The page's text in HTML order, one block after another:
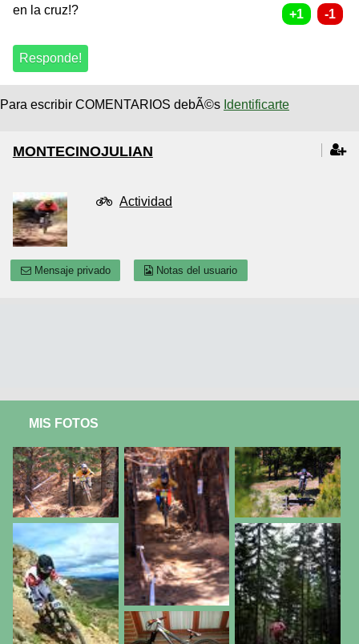
en la cruz!?
Para escribir COMENTARIOS debÃ©s Identificarte
MONTECINOJULIAN
Actividad
Mensaje privado Notas del usuario
MIS FOTOS